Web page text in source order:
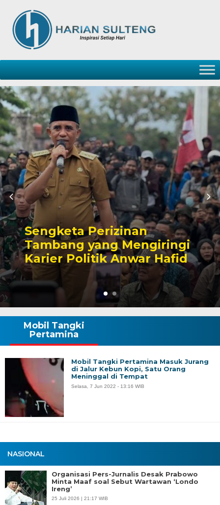
Sengketa Perizinan
Tambang yang Mengiringi
Karier Politik Anwar Hafid
NASIONAL
Organisasi Pers-Jurnalis Desak Prabowo
Minta Maaf soal Sebut Wartawan ‘Londo
Ireng’
25 Juli 2026 | 21:17 WIB
Mobil Tangki
Pertamina
Mobil Tangki Pertamina Masuk Jurang
di Jalur Kebun Kopi, Satu Orang
Meninggal di Tempat
Selasa, 7 Jun 2022 - 13:16 WIB